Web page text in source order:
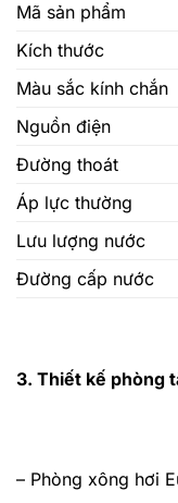
Mã sản phẩm
Kích thước
Màu sắc kính chắn
Nguồn điện
Đường thoát
Áp lực thường
Lưu lượng nước
Đường cấp nước
3. Thiết kế phòng
– Phòng xông hơi